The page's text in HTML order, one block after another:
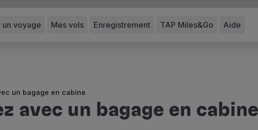
un voyage Mes vols Enregistrement TAP Miles&Go Aide
un bagage en cabine
avec un bagage en cabine